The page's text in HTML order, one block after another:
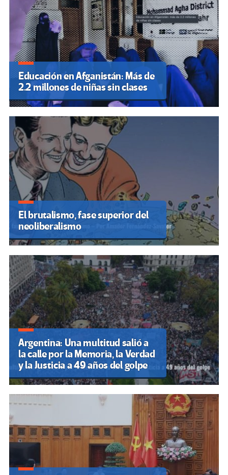
Educación en Afganistán: Más de
2.2 millones de niñas sin clases
El brutalismo, fase superior del
neoliberalismo
Argentina: Una multitud salió a
la calle por la Memoria, la Verdad
y la Justicia a 49 años del golpe